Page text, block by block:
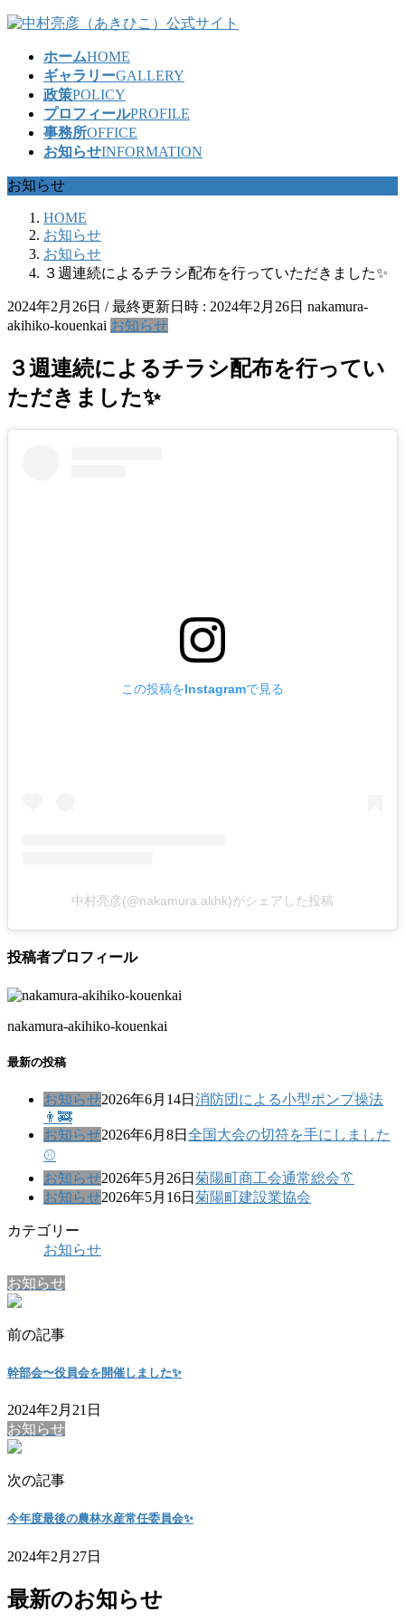
コ
ッ
プ
ナ
移
動
ホームHOME
ギャラリーGALLERY
政策POLICY
プロフィールPROFILE
事務所OFFICE
お知らせINFORMATION
お知らせ
HOME
お知らせ
お知らせ
３週連続によるチラシ配布を行っていただきました✨
2024年2月26日 / 最終更新日時 : 2024年2月26日 nakamura-
akihiko-kouenkai お知らせ
３週連続によるチラシ配布を行ってい
ただきました✨
この投稿をInstagramで見る
中村亮彦(@nakamura.akhk)がシェアした投稿
投稿者プロフィール
nakamura-akihiko-kouenkai
最新の投稿
お知らせ2026年6月14日 消防団による小型ポンプ操法
👨‍🚒
お知らせ2026年6月8日 全国大会の切符を手にしました
⚾
お知らせ2026年5月26日 菊陽町商工会通常総会👔
お知らせ2026年5月16日 菊陽町建設業協会
カテゴリー
お知らせ
お知らせ
前の記事
幹部会〜役員会を開催しました✨
2024年2月21日
お知らせ
次の記事
今年度最後の農林水産常任委員会✨
2024年2月27日
最新のお知らせ